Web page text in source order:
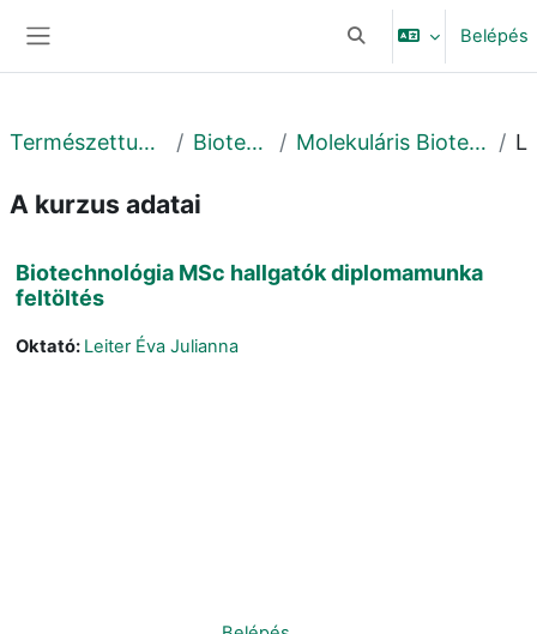
Keresési bemeneti
Belépés
Természettudományi és Technológiai Kar Biotechnológiai Intézet Molekuláris Biotechnológiai és Mikrobiológiai Tanszék
A kurzus adatai
Biotechnológia MSc hallgatók diplomamunka
feltöltés
Oktató: Leiter Éva Julianna